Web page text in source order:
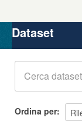
Organizzazioni
Gruppi
Dataset
Ordina per